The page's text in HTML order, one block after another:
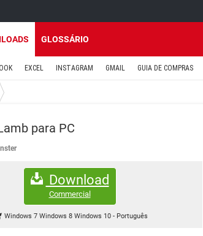
GLOSSÁRIO
EXCEL INSTAGRAM GMAIL GUIA DE COMPRAS
para PC
Download
Commercial
Windows 7 Windows 8 Windows 10 - Português